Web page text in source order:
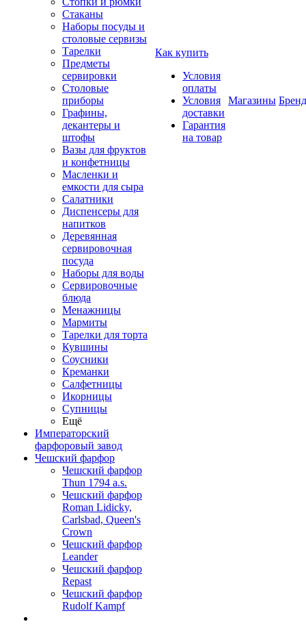
Стаканы
Наборы посуды и
столовые сервизы
Тарелки
Предметы
сервировки
Столовые
приборы
Графины,
декантеры и
штофы
Вазы для фруктов
и конфетницы
Масленки и
емкости для сыра
Салатники
Диспенсеры для
напитков
Деревянная
сервировочная
посуда
Наборы для воды
Сервировочные
блюда
Менажницы
Мармиты
Тарелки для торта
Кувшины
Соусники
Креманки
Салфетницы
Икорницы
Супницы
Ещё
Императорский
фарфоровый завод
Чешский фарфор
Чешский фарфор
Thun 1794 a.s.
Чешский фарфор
Roman Lidicky,
Carlsbad, Queen's
Crown
Чешский фарфор
Leander
Чешский фарфор
Repast
Чешский фарфор
Rudolf Kampf
Как купить
Условия
оплаты
Условия
доставки
Гарантия
на товар
Магазины